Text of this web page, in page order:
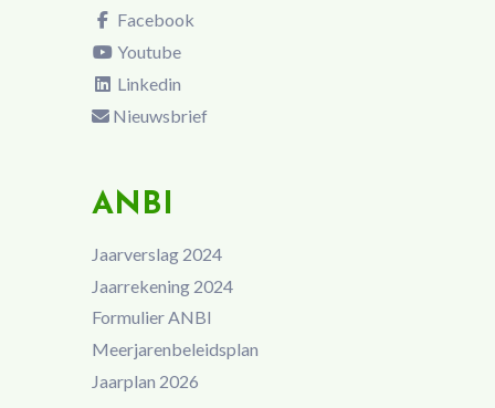
Facebook
Youtube
Linkedin
Nieuwsbrief
ANBI
Jaarverslag 2024
Jaarrekening 2024
Formulier ANBI
Meerjarenbeleidsplan
Jaarplan 2026